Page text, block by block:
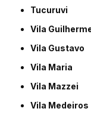
Tucuruvi
Vila
Vila Gustavo
Vila Maria
Vila Mazzei
Vila Medeiros